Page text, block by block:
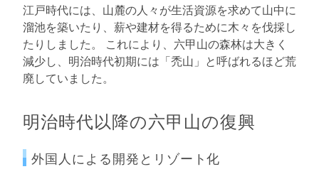
江戸時代には、山麓の人々が生活資源を求めて山中に
溜池を築いたり、薪や建材を得るために木々を伐採し
たりしました。 これにより、六甲山の森林は大きく
減少し、明治時代初期には「禿山」と呼ばれるほど荒
廃していました。
明治時代以降の六甲山の復興
外国人による開発とリゾート化